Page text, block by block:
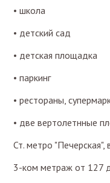
• школа
• детский сад
• детская площадка
• паркинг
• рестораны,
• две вертолетнные
Ст. метро
3-ком метраж от 127